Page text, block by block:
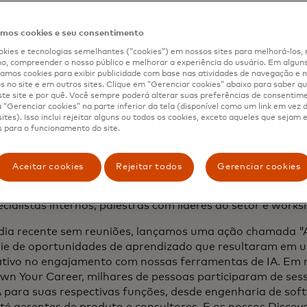
da IA, como ampliar suas capacidades com IA
as implicações da IA para a força de trabalho e, em
contínuo — e adaptação
uma estratégia em níveis para garantir que
independentemente de onde estejam em
desempenham. Nosso primeiro e mais fundamental
começa com a construção de conhecimento
de ferramentas de IA de nível empresarial por
de IA online, sessões de aprendizagem
internos, palestras com líderes do setor e
recente sem reuniões, lançamos uma ação chamada
de oportunidades de aprendizado que resultaram em
no engajamento com nossas ferramentas de IA. Em
Your Career, milhares de pessoas participaram de
para suas respectivas funções, desde engenharia de
cookies e seu consentimento
e tecnologias semelhantes (“cookies”) em nossos sites para melhorá-los,
compreender o nosso público e melhorar a experiência do usuário. Em
cookies para exibir publicidade com base nas atividades de navegação e
no site e em outros sites. Clique em “Gerenciar cookies” abaixo para saber
site e por quê. Você sempre poderá alterar suas preferências de
cookies” na parte inferior da tela (disponível como um link em vez
Isso inclui rejeitar alguns ou todos os cookies, exceto aqueles que sejam
para o funcionamento do site.
Aceitar cookies Rejeitar todos Gerenciar cookies